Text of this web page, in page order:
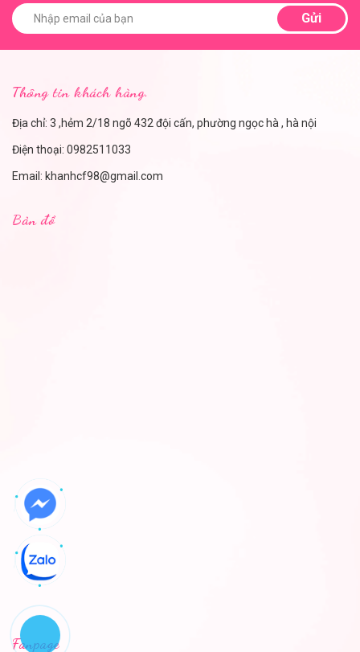
Gửi
Thông tin khách hàng.
Địa chỉ: 3 ,hẻm 2/18 ngõ 432 đội cấn, phường ngọc hà , hà nội
Điện thoại: 0982511033
Email: khanhcf98@gmail.com
Bản đồ
Fanpage